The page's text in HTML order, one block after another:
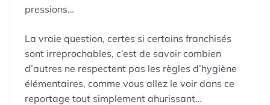
pressions…
La vraie question, certes si certains franchisés
sont irreprochables, c’est de savoir combien
d’autres ne respectent pas les règles d’hygiène
élémentaires, comme vous allez le voir dans ce
reportage tout simplement ahurissant…